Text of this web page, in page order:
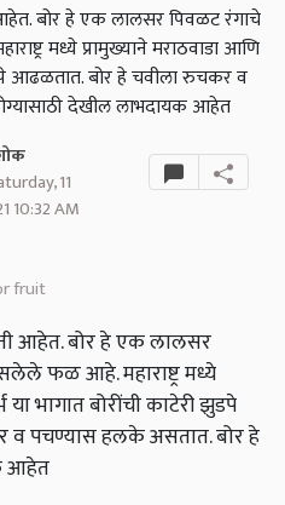
बोर हे एक लालसर पिवळट रंगाचे
मध्ये प्रामुख्याने मराठवाडा आणि
आढळतात. बोर हे चवीला रुचकर व
देखील लाभदायक आहेत
11
10:32 AM
fruit
आहेत. बोर हे एक लालसर
फळ आहे. महाराष्ट्र मध्ये
या भागात बोरींची काटेरी झुडपे
पचण्यास हलके असतात. बोर हे
आहेत